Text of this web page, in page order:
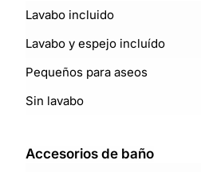
Lavabo incluido
Lavabo y espejo incluído
Pequeños para aseos
Sin lavabo
Accesorios de baño